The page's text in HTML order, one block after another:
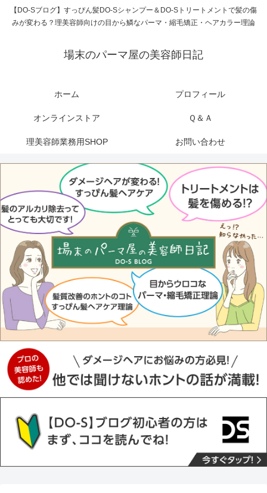
【DO-Sブログ】すっぴん髪DO-Sシャンプー＆DO-Sトリートメントで髪の傷
みが変わる？理美容師向けの目から鱗なパーマ・縮毛矯正・ヘアカラー理論
場末のパーマ屋の美容師日記
ホーム プロフィール
オンラインストア Ｑ＆Ａ
理美容師業務用SHOP お問い合わせ